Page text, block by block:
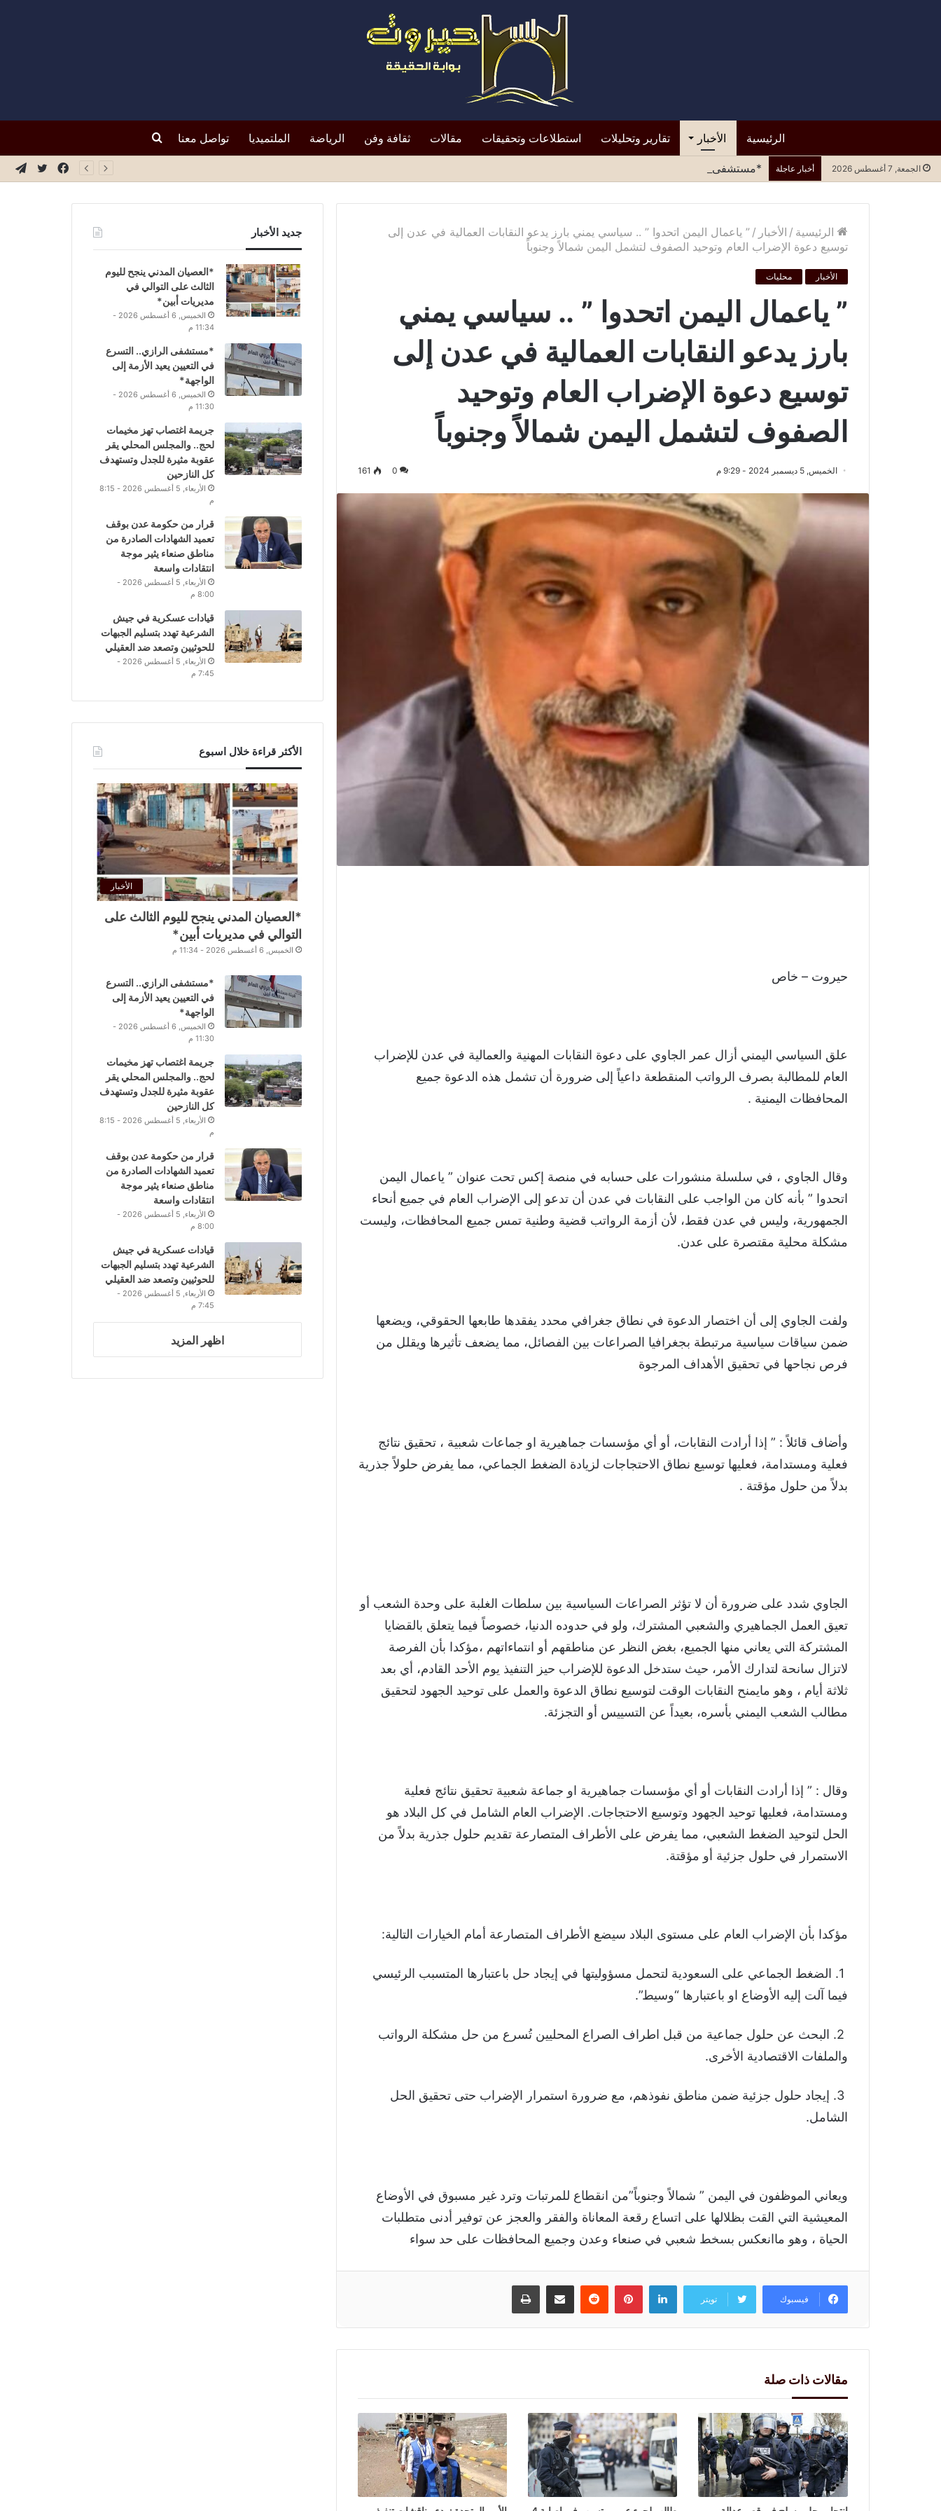
الرئيسية الأخبار تقارير وتحليلات استطلاعات وتحقيقات مقالات ثقافة وفن الرياضة الملتميديا تواصل معنا بحث
الجمعة, 7 أغسطس 2026 أخبار عاجلة *مستشفى الرازي.. التسرع في التعيين يعيد الأزمة إلى الواجهة* تويتر
فيسبوك
الرئيسية / الأخبار / ” ياعمال اليمن اتحدوا ” .. سياسي يمني بارز يدعو النقابات العمالية في عدن إلى
توسيع دعوة الإضراب العام وتوحيد الصفوف لتشمل اليمن شمالاً وجنوباً
الأخبار محليات
” ياعمال اليمن اتحدوا ” .. سياسي يمني
بارز يدعو النقابات العمالية في عدن إلى
توسيع دعوة الإضراب العام وتوحيد
الصفوف لتشمل اليمن شمالاً وجنوباً
الخميس, 5 ديسمبر 2024 - 9:29 م 0
161
حيروت – خاص
علق السياسي اليمني أزال عمر الجاوي على دعوة النقابات المهنية والعمالية في عدن للإضراب
العام للمطالبة بصرف الرواتب المنقطعة داعياً إلى ضرورة أن تشمل هذه الدعوة جميع
المحافظات اليمنية .
وقال الجاوي ، في سلسلة منشورات على حسابه في منصة إكس تحت عنوان ” ياعمال اليمن
اتحدوا ” بأنه كان من الواجب على النقابات في عدن أن تدعو إلى الإضراب العام في جميع أنحاء
الجمهورية، وليس في عدن فقط، لأن أزمة الرواتب قضية وطنية تمس جميع المحافظات، وليست
مشكلة محلية مقتصرة على عدن.
ولفت الجاوي إلى أن اختصار الدعوة في نطاق جغرافي محدد يفقدها طابعها الحقوقي، ويضعها
ضمن سياقات سياسية مرتبطة بجغرافيا الصراعات بين الفصائل، مما يضعف تأثيرها ويقلل من
فرص نجاحها في تحقيق الأهداف المرجوة
وأضاف قائلاً : ” إذا أرادت النقابات، أو أي مؤسسات جماهيرية او جماعات شعبية ، تحقيق نتائج
فعلية ومستدامة، فعليها توسيع نطاق الاحتجاجات لزيادة الضغط الجماعي، مما يفرض حلولاً جذرية
بدلاً من حلول مؤقتة .
الجاوي شدد على ضرورة أن لا تؤثر الصراعات السياسية بين سلطات الغلبة على وحدة الشعب أو
تعيق العمل الجماهيري والشعبي المشترك، ولو في حدوده الدنيا، خصوصاً فيما يتعلق بالقضايا
المشتركة التي يعاني منها الجميع، بغض النظر عن مناطقهم أو انتماءاتهم ،مؤكدا بأن الفرصة
لاتزال سانحة لتدارك الأمر، حيث ستدخل الدعوة للإضراب حيز التنفيذ يوم الأحد القادم، أي بعد
ثلاثة أيام ، وهو مايمنح النقابات الوقت لتوسيع نطاق الدعوة والعمل على توحيد الجهود لتحقيق
مطالب الشعب اليمني بأسره، بعيداً عن التسييس أو التجزئة.
وقال : ” إذا أرادت النقابات أو أي مؤسسات جماهيرية او جماعة شعبية تحقيق نتائج فعلية
ومستدامة، فعليها توحيد الجهود وتوسيع الاحتجاجات. الإضراب العام الشامل في كل البلاد هو
الحل لتوحيد الضغط الشعبي، مما يفرض على الأطراف المتصارعة تقديم حلول جذرية بدلاً من
الاستمرار في حلول جزئية أو مؤقتة.
مؤكدا بأن الإضراب العام على مستوى البلاد سيضع الأطراف المتصارعة أمام الخيارات التالية:
‏ 1. الضغط الجماعي على السعودية لتحمل مسؤوليتها في إيجاد حل باعتبارها المتسبب الرئيسي
فيما آلت إليه الأوضاع او باعتبارها “وسيط”.
‏ 2. البحث عن حلول جماعية من قبل اطراف الصراع المحليين تُسرع من حل مشكلة الرواتب
والملفات الاقتصادية الأخرى.
‏ 3. إيجاد حلول جزئية ضمن مناطق نفوذهم، مع ضرورة استمرار الإضراب حتى تحقيق الحل
الشامل.
ويعاني الموظفون في اليمن ” شمالاً وجنوباً”من انقطاع للمرتبات وترد غير مسبوق في الأوضاع
المعيشية التي القت بظلالها على اتساع رقعة المعاناة والفقر والعجز عن توفير أدنى متطلبات
الحياة ، وهو ماانعكس بسخط شعبي في صنعاء وعدن وجميع المحافظات على حد سواء
فيسبوك تويتر
لينكدإنبينتيريست
‏Reddit مشاركة عبر البريد طباعة
مقالات ذات صلة
جديد الأخبار
*العصيان المدني ينجح لليوم
الثالث على التوالي في
مديريات أبين*
الخميس, 6 أغسطس 2026 -
11:34 م
*مستشفى الرازي.. التسرع
في التعيين يعيد الأزمة إلى
الواجهة*
الخميس, 6 أغسطس 2026 -
11:30 م
جريمة اغتصاب تهز مخيمات
لحج.. والمجلس المحلي يقر
عقوبة مثيرة للجدل وتستهدف
كل النازحين
الأربعاء, 5 أغسطس 2026 - 8:15
م
قرار من حكومة عدن بوقف
تعميد الشهادات الصادرة من
مناطق صنعاء يثير موجة
انتقادات واسعة
الأربعاء, 5 أغسطس 2026 -
8:00 م
قيادات عسكرية في جيش
الشرعية تهدد بتسليم الجبهات
للحوثيين وتصعد ضد العقيلي
الأربعاء, 5 أغسطس 2026 -
7:45 م
الأكثر قراءة خلال اسبوع
الأخبار
*العصيان المدني ينجح لليوم الثالث على
التوالي في مديريات أبين*
الخميس, 6 أغسطس 2026 - 11:34 م
*مستشفى الرازي.. التسرع
في التعيين يعيد الأزمة إلى
الواجهة*
الخميس, 6 أغسطس 2026 -
11:30 م
جريمة اغتصاب تهز مخيمات
لحج.. والمجلس المحلي يقر
عقوبة مثيرة للجدل وتستهدف
كل النازحين
الأربعاء, 5 أغسطس 2026 - 8:15
م
قرار من حكومة عدن بوقف
تعميد الشهادات الصادرة من
مناطق صنعاء يثير موجة
انتقادات واسعة
الأربعاء, 5 أغسطس 2026 -
8:00 م
قيادات عسكرية في جيش
الشرعية تهدد بتسليم الجبهات
للحوثيين وتصعد ضد العقيلي
الأربعاء, 5 أغسطس 2026 -
7:45 م
اظهر المزيد